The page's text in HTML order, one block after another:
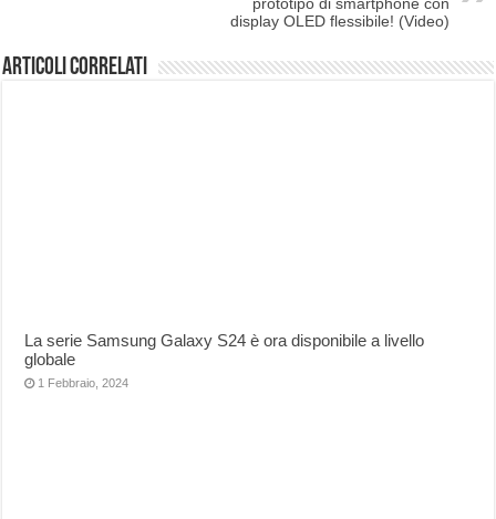
display OLED flessibile! (Video)
Articoli correlati
La serie Samsung Galaxy S24 è ora disponibile a livello
globale
1 Febbraio, 2024